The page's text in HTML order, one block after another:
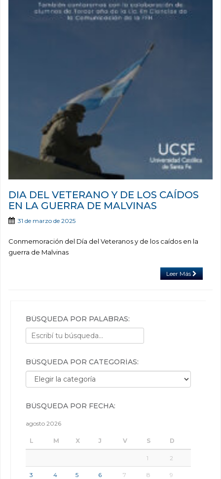
DIA DEL VETERANO Y DE LOS CAÍDOS
EN LA GUERRA DE MALVINAS
31 de marzo de 2025
Conmemoración del Día del Veteranos y de los caídos en la
guerra de Malvinas
Leer Más
BÚSQUEDA POR PALABRAS:
BÚSQUEDA POR CATEGORÍAS:
Búsqueda por categorías:
BÚSQUEDA POR FECHA:
agosto 2026
L M X J V S D
1 2
3 4 5 6 7 8 9